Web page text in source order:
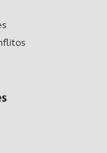
Cookies e
sua